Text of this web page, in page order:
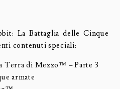
La Battaglia delle Cinque
contenuti speciali:
Terra di Mezzo™ – Parte 3
armate